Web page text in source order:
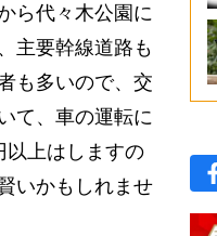
ら代々木公園に
主要幹線道路も
も多いので、交
て、車の運転に
以上はしますの
いかもしれませ